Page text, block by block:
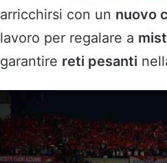
arricchirsi con un nuovo
lavoro per regalare a
garantire reti pesanti